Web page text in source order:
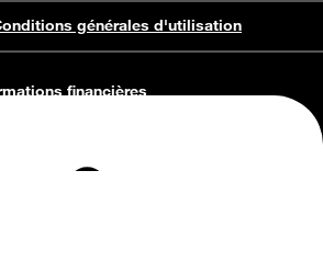
générales d'utilisation
financières